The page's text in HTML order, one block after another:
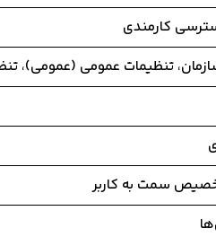
کارمندی
تنظیمات عمومی (عمومی)،
سمت به کاربر